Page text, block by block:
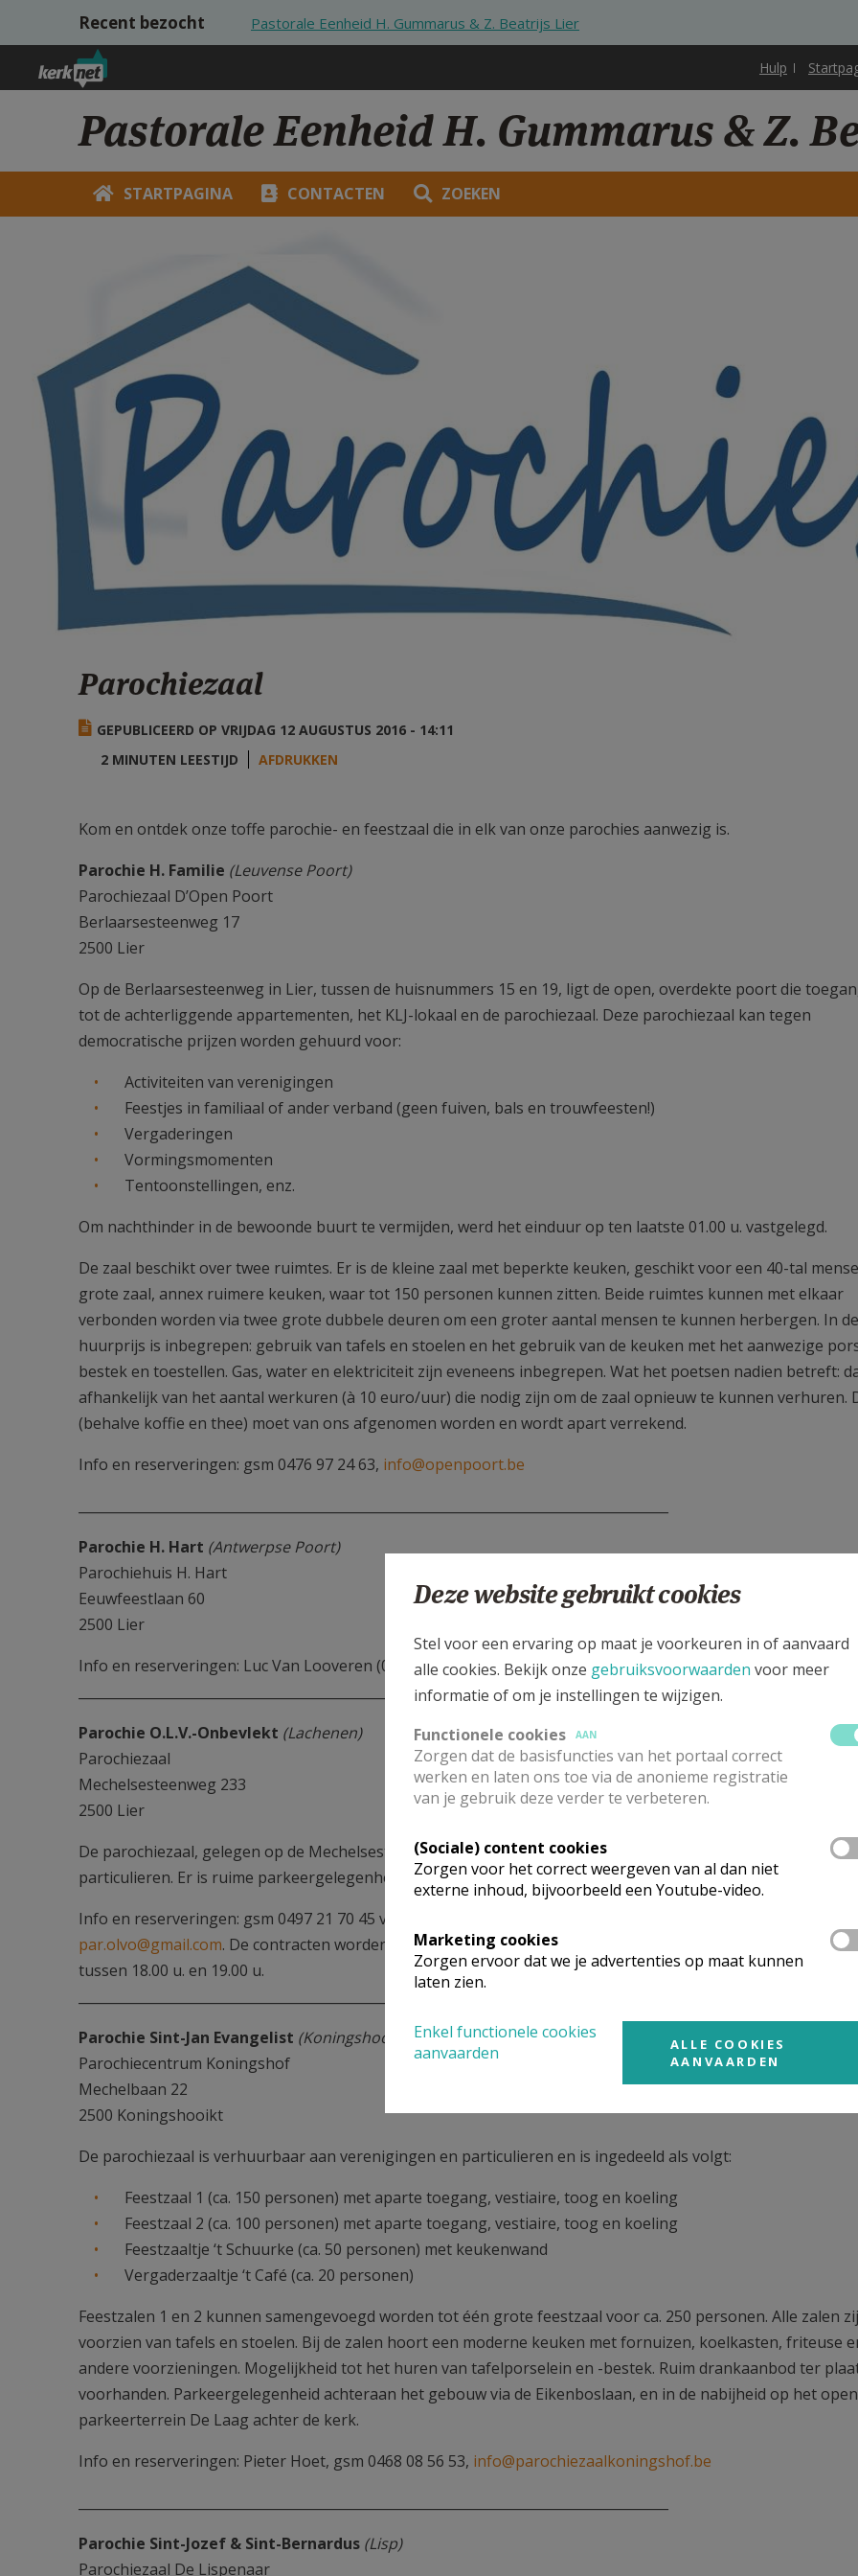
Overslaan en naar de inhoud gaan
Recent bezocht Pastorale Eenheid H. Gummarus & Z. Beatrijs Lier
Hulp
Pastorale Eenheid H. Gummarus & Z.
STARTPAGINA CONTACTEN ZOEKEN
Parochiezaal
GEPUBLICEERD OP VRIJDAG 12 AUGUSTUS 2016 - 14:11
2 MINUTEN LEESTIJD
AFDRUKKEN
Kom en ontdek onze toffe parochie- en feestzaal die in elk van onze parochies aanwezig is.
Parochie H. Familie (Leuvense Poort)
Parochiezaal D’Open Poort
Berlaarsesteenweg 17
2500 Lier
Op de Berlaarsesteenweg in Lier, tussen de huisnummers 15 en 19, ligt de open, overdekte poort die
tot de achterliggende appartementen, het KLJ-lokaal en de parochiezaal. Deze parochiezaal kan tegen
democratische prijzen worden gehuurd voor:
Activiteiten van verenigingen
Feestjes in familiaal of ander verband (geen fuiven, bals en trouwfeesten!)
Vergaderingen
Vormingsmomenten
Tentoonstellingen, enz.
Om nachthinder in de bewoonde buurt te vermijden, werd het einduur op ten laatste 01.00 u. vastgelegd.
De zaal beschikt over twee ruimtes. Er is de kleine zaal met beperkte keuken, geschikt voor een 40-tal
grote zaal, annex ruimere keuken, waar tot 150 personen kunnen zitten. Beide ruimtes kunnen met elkaar
verbonden worden via twee grote dubbele deuren om een groter aantal mensen te kunnen herbergen. In de
huurprijs is inbegrepen: gebruik van tafels en stoelen en het gebruik van de keuken met het aanwezige
bestek en toestellen. Gas, water en elektriciteit zijn eveneens inbegrepen. Wat het poetsen nadien betreft:
afhankelijk van het aantal werkuren (à 10 euro/uur) die nodig zijn om de zaal opnieuw te kunnen verhuren.
(behalve koffie en thee) moet van ons afgenomen worden en wordt apart verrekend.
Info en reserveringen: gsm 0476 97 24 63, info@openpoort.be
Parochie H. Hart (Antwerpse Poort)
Parochiehuis H. Hart
Eeuwfeestlaan 60
2500 Lier
Info en reserveringen: Luc Van Looveren (0475 81 03 42)
________________________________________________________________________________________
Parochie O.L.V.-Onbevlekt (Lachenen)
Parochiezaal
Mechelsesteenweg 233
2500 Lier
De parochiezaal, gelegen op de Mechelsesteenweg achter de parochiekerk, is verhuurbaar aan verenigingen
particulieren. Er is ruime parkeergelegenheid vlak voor de zaal en op het plein naast de kerk.
Info en reserveringen: gsm 0497 21 70 45 van maandag tot vrijdag tussen 17.30 u. en 19.00 u. of via mail
par.olvo@gmail.com. De contracten worden ondertekend in de parochiezaal op de eerste maandag van de
tussen 18.00 u. en 19.00 u.
Parochie Sint-Jan Evangelist (Koningshooikt)
Parochiecentrum Koningshof
Mechelbaan 22
2500 Koningshooikt
De parochiezaal is verhuurbaar aan verenigingen en particulieren en is ingedeeld als volgt:
Feestzaal 1 (ca. 150 personen) met aparte toegang, vestiaire, toog en koeling
Feestzaal 2 (ca. 100 personen) met aparte toegang, vestiaire, toog en koeling
Feestzaaltje ‘t Schuurke (ca. 50 personen) met keukenwand
Vergaderzaaltje ‘t Café (ca. 20 personen)
Feestzalen 1 en 2 kunnen samengevoegd worden tot één grote feestzaal voor ca. 250 personen. Alle zalen
voorzien van tafels en stoelen. Bij de zalen hoort een moderne keuken met fornuizen, koelkasten, friteuse
andere voorzieningen. Mogelijkheid tot het huren van tafelporselein en -bestek. Ruim drankaanbod ter
voorhanden. Parkeergelegenheid achteraan het gebouw via de Eikenboslaan, en in de nabijheid op het
parkeerterrein De Laag achter de kerk.
Info en reserveringen: Pieter Hoet, gsm 0468 08 56 53, info@parochiezaalkoningshof.be
Parochie Sint-Jozef & Sint-Bernardus (Lisp)
Parochiezaal De Lispenaar
Deze website gebruikt cookies
Stel voor een ervaring op maat je voorkeuren in of aanvaard
alle cookies. Bekijk onze gebruiksvoorwaarden voor meer
informatie of om je instellingen te wijzigen.
Functionele cookies
AAN
Zorgen dat de basisfuncties van het portaal correct
werken en laten ons toe via de anonieme registratie
van je gebruik deze verder te verbeteren.
(Sociale) content cookies
Zorgen voor het correct weergeven van al dan niet
externe inhoud, bijvoorbeeld een Youtube-video.
Marketing cookies
Zorgen ervoor dat we je advertenties op maat kunnen
laten zien.
Enkel functionele cookies
aanvaarden
ALLE COOKIES
AANVAARDEN